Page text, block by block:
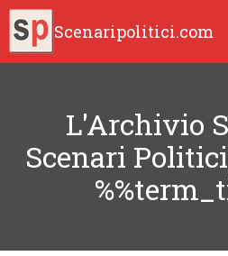
Scenaripolitici.com
L'Archivio
Scenari